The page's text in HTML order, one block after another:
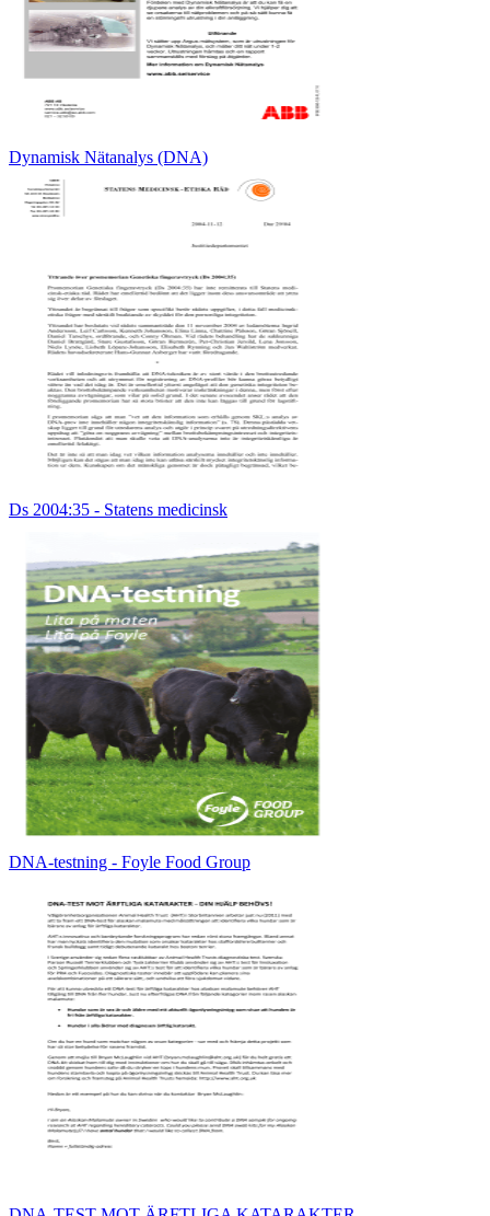
Dynamisk Nätanalys (DNA)
Ds 2004:35 - Statens medicinsk
DNA-testning - Foyle Food Group